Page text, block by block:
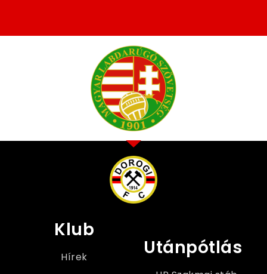
Klub
Hírek Utánpótlás